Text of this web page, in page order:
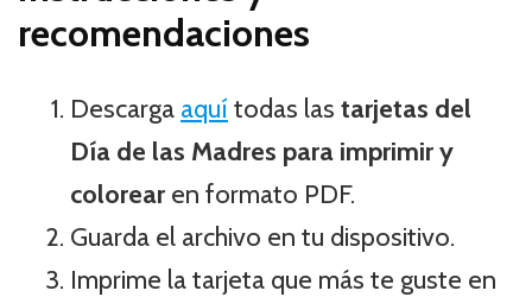
recomendaciones
Descarga aquí todas las tarjetas del
Día de las Madres para imprimir y
colorear en formato PDF.
Guarda el archivo en tu dispositivo.
Imprime la tarjeta que más te guste en